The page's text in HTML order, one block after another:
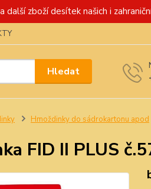
zboží desítek našich i
Hledat
Hmoždinky do sádrokartonu apod
FID II PLUS